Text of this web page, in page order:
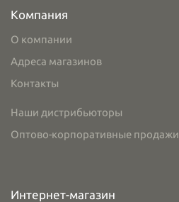
Компания
О компании
Адреса магазинов
Контакты
Наши дистрибьюторы
Оптово-корпоративные продажи
Интернет-магазин